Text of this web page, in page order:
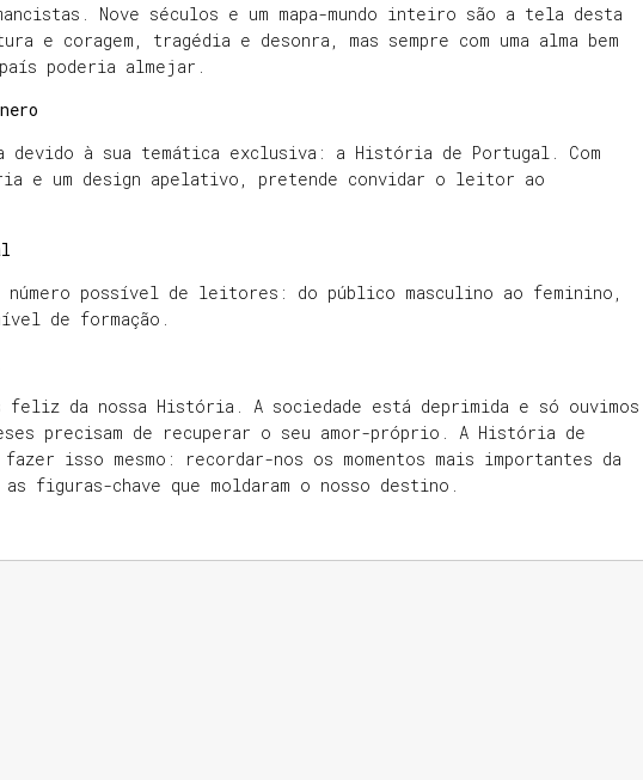
Nove séculos e um mapa-mundo inteiro são a tela desta
e coragem, tragédia e desonra, mas sempre com uma alma bem
poderia almejar.
devido à sua temática exclusiva: a História de Portugal. Com
e um design apelativo, pretende convidar o leitor ao
número possível de leitores: do público masculino ao feminino,
de formação.
feliz da nossa História. A sociedade está deprimida e só ouvimos
precisam de recuperar o seu amor-próprio. A História de
fazer isso mesmo: recordar-nos os momentos mais importantes da
figuras-chave que moldaram o nosso destino.